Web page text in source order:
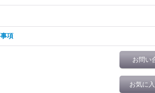
項
お問い
お気に